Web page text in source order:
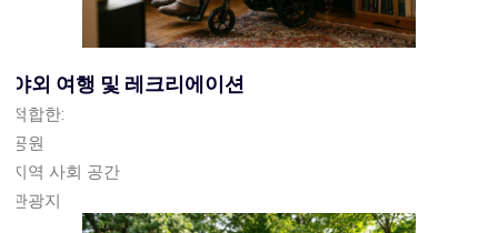
야외 여행 및 레크리에이션
적합한:
공원
지역 사회 공간
관광지